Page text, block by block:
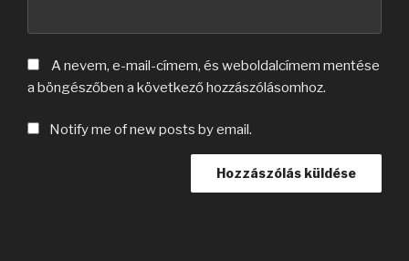
A nevem, e-mail-címem, és weboldalcímem mentése
a böngészőben a következő hozzászólásomhoz.
Notify me of new posts by email.